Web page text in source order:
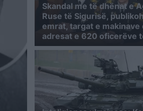
Skandal me të dhënat e
Ruse të Sigurisë,
emrat, targat e makinave
adresat e 620 oficerëve